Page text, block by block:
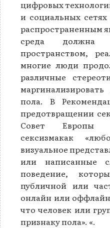
цифровых
и социальных сетях
распространенным
среда должна
пространством,
многие люди
различные
пола. В
предотвращении
Совет Европы
сексизмакак
визуальное
или написанные
поведение,
публичной или
онлайн или
что человек или
признаку пола». «.